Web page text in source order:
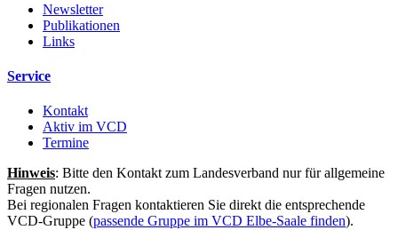
Newsletter
Publikationen
Links
Service
Kontakt
Aktiv im VCD
Termine
Hinweis: Bitte den Kontakt zum Landesverband nur für allgemeine
Fragen nutzen.
Bei regionalen Fragen kontaktieren Sie direkt die entsprechende
VCD-Gruppe (passende Gruppe im VCD Elbe-Saale finden).